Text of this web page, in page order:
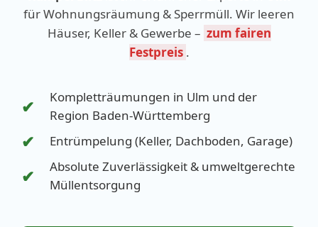
für Wohnungsräumung & Sperrmüll. Wir leeren
Häuser, Keller & Gewerbe – zum fairen
Festpreis .
✔
Kompletträumungen in Ulm und der
Region Baden-Württemberg
✔ Entrümpelung (Keller, Dachboden, Garage)
✔
Absolute Zuverlässigkeit & umweltgerechte
Müllentsorgung